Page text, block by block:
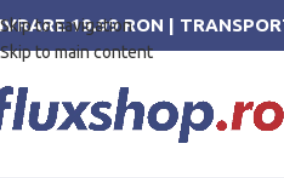
Skip to navigation
Skip to main content
19.99 RON |